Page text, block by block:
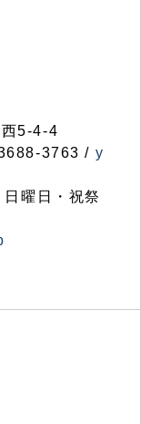
5-4-4
3763 / y
曜日・祝祭